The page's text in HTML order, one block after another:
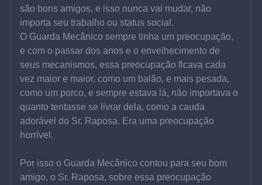
são bons amigos, e isso nunca vai mudar, não
importa seu trabalho ou status social.
O Guarda Mecânico sempre tinha um preocupação,
e com o passar dos anos e o envelhecimento de
seus mecanismos, essa preocupação ficava cada
vez maior e maior, como um balão, e mais pesada,
como um porco, e sempre estava lá, não importava o
quanto tentasse se livrar dela, como a cauda
adorável do Sr. Raposa. Era uma preocupação
horrível.
Por isso o Guarda Mecânico contou para seu bom
amigo, o Sr. Raposa, sobre essa preocupação